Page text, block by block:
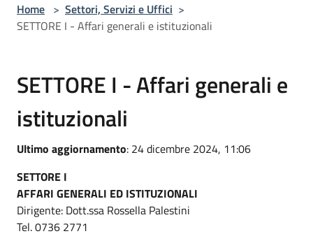
Home > Settori, Servizi e Uffici >
SETTORE I - Affari generali e istituzionali
SETTORE I - Affari generali e
istituzionali
Ultimo aggiornamento: 24 dicembre 2024, 11:06
SETTORE I
AFFARI GENERALI ED ISTITUZIONALI
Dirigente: Dott.ssa Rossella Palestini
Tel. 0736 2771